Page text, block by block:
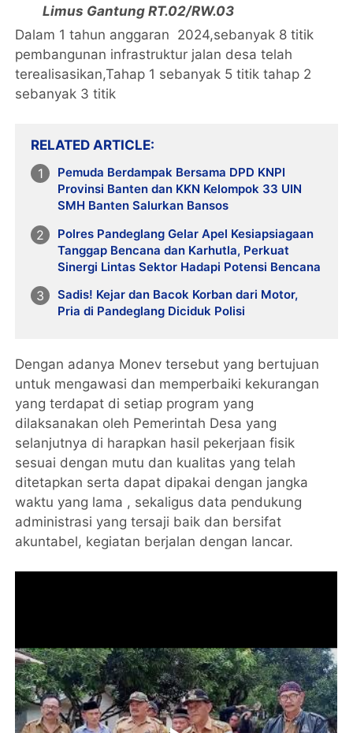
Limus Gantung RT.02/RW.03
Dalam 1 tahun anggaran 2024,sebanyak 8 titik
pembangunan infrastruktur jalan desa telah
terealisasikan,Tahap 1 sebanyak 5 titik tahap 2
sebanyak 3 titik
RELATED ARTICLE
Pemuda Berdampak Bersama DPD KNPI
Provinsi Banten dan KKN Kelompok 33 UIN
SMH Banten Salurkan Bansos
Polres Pandeglang Gelar Apel Kesiapsiagaan
Tanggap Bencana dan Karhutla, Perkuat
Sinergi Lintas Sektor Hadapi Potensi Bencana
Sadis! Kejar dan Bacok Korban dari Motor,
Pria di Pandeglang Diciduk Polisi
Dengan adanya Monev tersebut yang bertujuan
untuk mengawasi dan memperbaiki kekurangan
yang terdapat di setiap program yang
dilaksanakan oleh Pemerintah Desa yang
selanjutnya di harapkan hasil pekerjaan fisik
sesuai dengan mutu dan kualitas yang telah
ditetapkan serta dapat dipakai dengan jangka
waktu yang lama , sekaligus data pendukung
administrasi yang tersaji baik dan bersifat
akuntabel, kegiatan berjalan dengan lancar.